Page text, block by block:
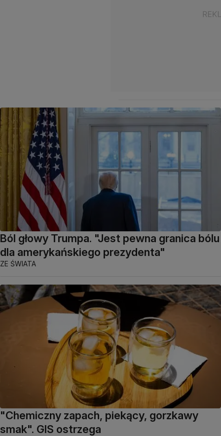
Ból głowy Trumpa. "Jest pewna granica bólu
dla amerykańskiego prezydenta"
ZE ŚWIATA
"Chemiczny zapach, piekący, gorzkawy
smak". GIS ostrzega